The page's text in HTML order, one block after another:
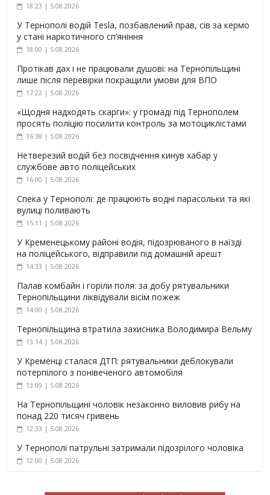
18:23 | 5.08.2026
У Тернополі водій Tesla, позбавлений прав, сів за кермо
у стані наркотичного сп’яніння
18:00 | 5.08.2026
Протікав дах і не працювали душові: на Тернопільщині
лише після перевірки покращили умови для ВПО
17:22 | 5.08.2026
«Щодня надходять скарги»: у громаді під Тернополем
просять поліцію посилити контроль за мотоциклістами
16:38 | 5.08.2026
Нетверезий водій без посвідчення кинув хабар у
службове авто поліцейських
16:00 | 5.08.2026
Спека у Тернополі: де працюють водні парасольки та які
вулиці поливають
15:11 | 5.08.2026
У Кременецькому районі водія, підозрюваного в наїзді
на поліцейського, відправили під домашній арешт
14:33 | 5.08.2026
Палав комбайн і горіли поля: за добу рятувальники
Тернопільщини ліквідували вісім пожеж
14:00 | 5.08.2026
Тернопільщина втратила захисника Володимира Вельму
13:14 | 5.08.2026
У Кременці сталася ДТП: рятувальники деблокували
потерпілого з понівеченого автомобіля
13:09 | 5.08.2026
На Тернопільщині чоловік незаконно виловив рибу на
понад 220 тисяч гривень
12:33 | 5.08.2026
У Тернополі патрульні затримали підозрілого чоловіка
12:00 | 5.08.2026